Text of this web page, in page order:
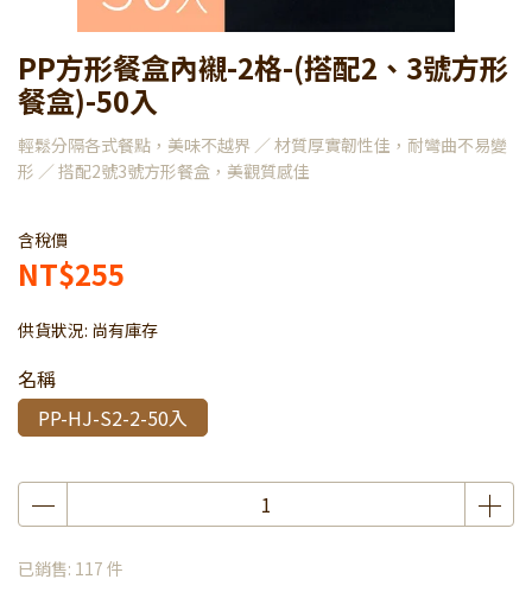
PP方形餐盒內襯-2格-(搭配2、3號方形
餐盒)-50入
輕鬆分隔各式餐點，美味不越界 ／ 材質厚實韌性佳，耐彎曲不易變
形 ／ 搭配2號3號方形餐盒，美觀質感佳
含稅價
NT$255
供貨狀況: 尚有庫存
名稱
PP-HJ-S2-2-50入
已銷售: 117 件